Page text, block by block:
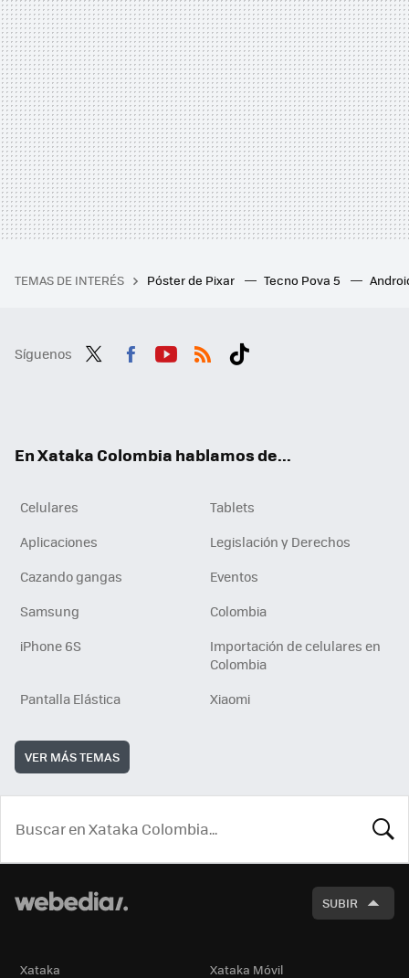
TEMAS DE INTERÉS Póster de Pixar Tecno Pova 5
Síguenos
En Xataka Colombia hablamos de...
Celulares
Tablets
Aplicaciones
Legislación y Derechos
Cazando gangas
Eventos
Samsung
Colombia
iPhone 6S
Importación de celulares en
Colombia
Pantalla Elástica
Xiaomi
VER MÁS TEMAS
SUBIR
Xataka Xataka Móvil